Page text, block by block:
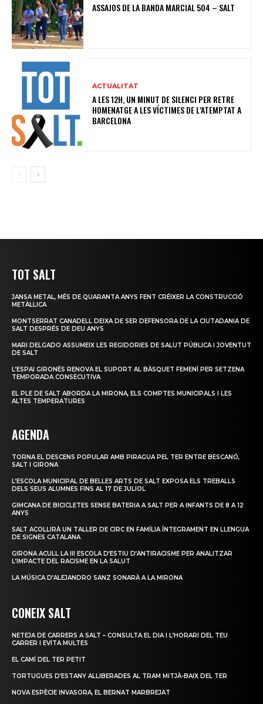
ASSAJOS DE LA BANDA MARCIAL 504 – SALT
ACTUALITAT
A LES 12H, UN MINUT DE SILENCI PER RETRE
HOMENATGE A LES VÍCTIMES DE L’ATEMPTAT A
BARCELONA
TOT SALT
JANSA METAL, MÉS DE QUARANTA ANYS FENT CRÉIXER LA CONSTRUCCIÓ
METÀL·LICA
MONTSERRAT CANADELL DEIXA DE SER DEFENSORA DE LA CIUTADANIA DE
SALT DESPRÉS DE DEU ANYS
MARI DELGADO ASSUMEIX LES REGIDORIES DE SALUT PÚBLICA I JOVENTUT
DE SALT
L’ESPAI GIRONÈS RENOVA EL SUPORT AL BÀSQUET FEMENÍ PER SETZENA
TEMPORADA CONSECUTIVA
EL PLE DE SALT ABORDA LA MIRONA, ELS COMPTES MUNICIPALS I LES
ALTES TEMPERATURES
AGENDA
TORNA EL DESCENS POPULAR AMB PIRAGUA PEL TER ENTRE BESCANÓ,
SALT I GIRONA
L’ESCOLA MUNICIPAL DE BELLES ARTS DE SALT EXPOSA ELS TREBALLS
DELS SEUS ALUMNES FINS AL 17 DE JULIOL
GIMCANA DE BICICLETES SENSE BATERIA A SALT PER A INFANTS DE 8 A 12
ANYS
SALT ACOLLIRÀ UN TALLER DE CIRC EN FAMÍLIA ÍNTEGRAMENT EN LLENGUA
DE SIGNES CATALANA
GIRONA ACULL LA III ESCOLA D’ESTIU D’ANTIRACISME PER ANALITZAR
L’IMPACTE DEL RACISME EN LA SALUT
LA MÚSICA D’ALEJANDRO SANZ SONARÀ A LA MIRONA
CONEIX SALT
NETEJA DE CARRERS A SALT – CONSULTA EL DIA I L’HORARI DEL TEU
CARRER I EVITA MULTES
EL CAMÍ DEL TER PETIT
TORTUGUES D’ESTANY ALLIBERADES AL TRAM MITJÀ-BAIX DEL TER
NOVA ESPÈCIE INVASORA, EL BERNAT MARBREJAT